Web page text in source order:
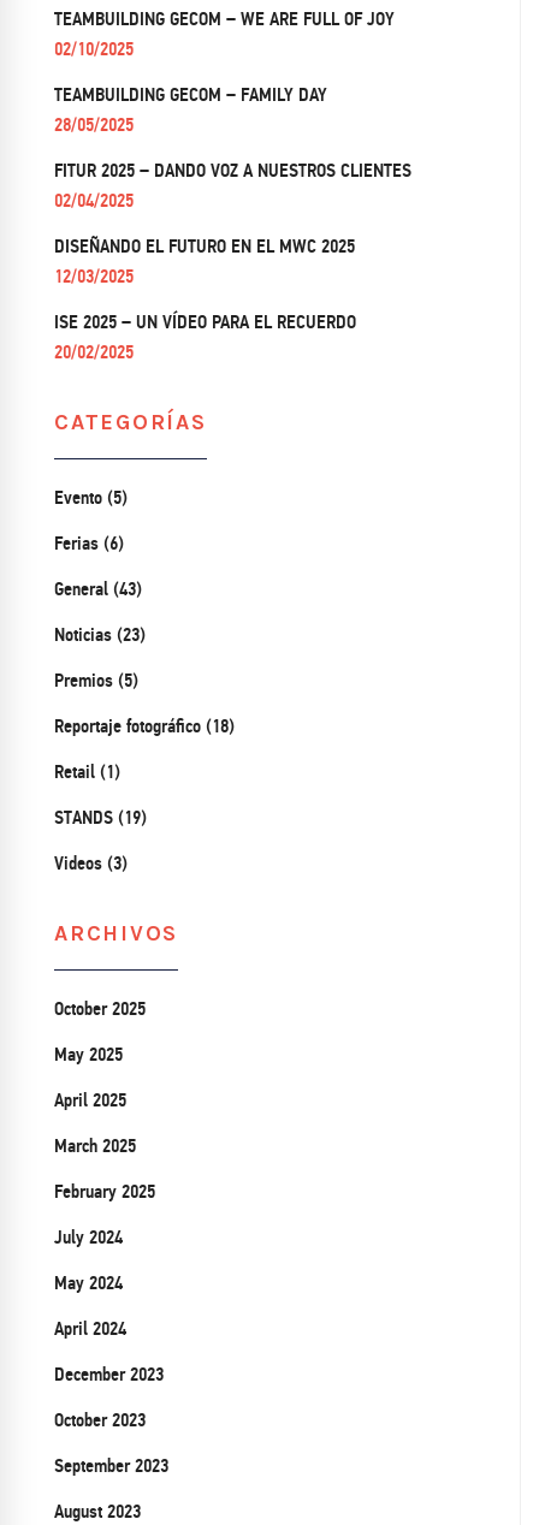
TEAMBUILDING GECOM – WE ARE FULL OF JOY
02/10/2025
TEAMBUILDING GECOM – FAMILY DAY
28/05/2025
FITUR 2025 – DANDO VOZ A NUESTROS CLIENTES
02/04/2025
DISEÑANDO EL FUTURO EN EL MWC 2025
12/03/2025
ISE 2025 – UN VÍDEO PARA EL RECUERDO
20/02/2025
CATEGORÍAS
Evento (5)
Ferias (6)
General (43)
Noticias (23)
Premios (5)
Reportaje fotográfico (18)
Retail (1)
STANDS (19)
Videos (3)
ARCHIVOS
October 2025
May 2025
April 2025
March 2025
February 2025
July 2024
May 2024
April 2024
December 2023
October 2023
September 2023
August 2023